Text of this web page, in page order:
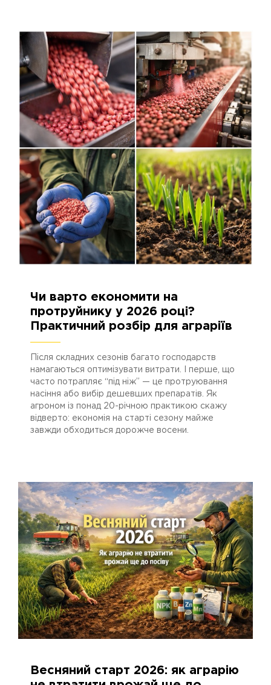
Чи варто економити на
протруйнику у 2026 році?
Практичний розбір для аграріїв
Після складних сезонів багато господарств
намагаються оптимізувати витрати. І перше, що
часто потрапляє “під ніж” — це протруювання
насіння або вибір дешевших препаратів. Як
агроном із понад 20-річною практикою скажу
відверто: економія на старті сезону майже
завжди обходиться дорожче восени.
520 25.02.2026
Весняний старт 2026: як аграрію